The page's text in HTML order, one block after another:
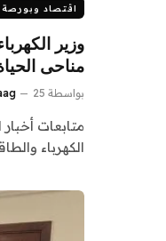
اقتصاد وبورصة
وزير
مناحى
بواسطة 25 أغسطس، 2024
متابعات
الكهرباء